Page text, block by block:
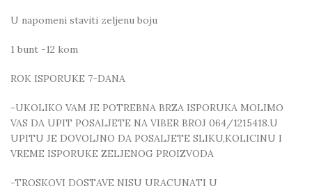
U napomeni staviti zeljenu boju
1 bunt -12 kom
ROK ISPORUKE 7-DANA
-UKOLIKO VAM JE POTREBNA BRZA ISPORUKA MOLIMO
VAS DA UPIT POSALJETE NA VIBER BROJ 064/1215418.U
UPITU JE DOVOLJNO DA POSALJETE SLIKU,KOLICINU I
VREME ISPORUKE ZELJENOG PROIZVODA
-TROSKOVI DOSTAVE NISU URACUNATI U